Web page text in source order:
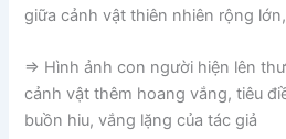
giữa cảnh vật thiên nhiên rộng
⇒ Hình ảnh con người hiện lên
cảnh vật thêm hoang vắng, tiêu
buồn hiu, vắng lặng của tác giả